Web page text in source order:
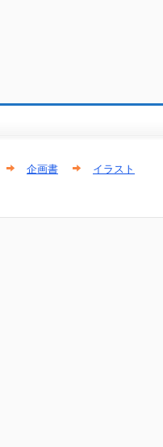
企画書
イラスト